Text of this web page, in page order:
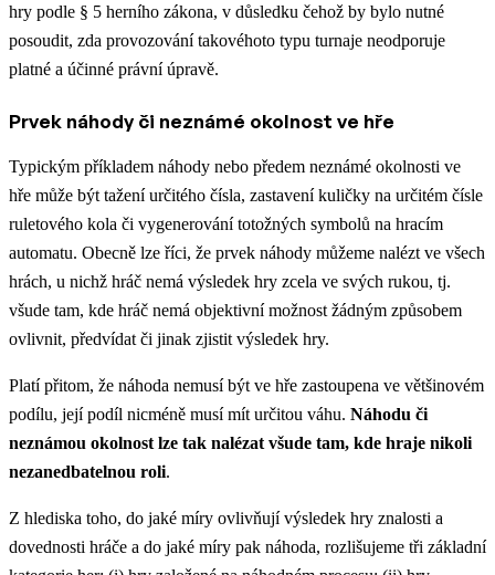
hry podle § 5 herního zákona, v důsledku čehož by bylo nutné
posoudit, zda provozování takovéhoto typu turnaje neodporuje
platné a účinné právní úpravě.
Prvek náhody či neznámé okolnost ve hře
Typickým příkladem náhody nebo předem neznámé okolnosti ve
hře může být tažení určitého čísla, zastavení kuličky na určitém čísle
ruletového kola či vygenerování totožných symbolů na hracím
automatu. Obecně lze říci, že prvek náhody můžeme nalézt ve všech
hrách, u nichž hráč nemá výsledek hry zcela ve svých rukou, tj.
všude tam, kde hráč nemá objektivní možnost žádným způsobem
ovlivnit, předvídat či jinak zjistit výsledek hry.
Platí přitom, že náhoda nemusí být ve hře zastoupena ve většinovém
podílu, její podíl nicméně musí mít určitou váhu. Náhodu či
neznámou okolnost lze tak nalézat všude tam, kde hraje nikoli
nezanedbatelnou roli.
Z hlediska toho, do jaké míry ovlivňují výsledek hry znalosti a
dovednosti hráče a do jaké míry pak náhoda, rozlišujeme tři základní